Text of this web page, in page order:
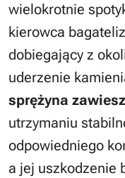
wielokrotnie
kierowca
dobiegający z
uderzenie
sprężyna
utrzymaniu
odpowiedniego
a jej uszkodzenie